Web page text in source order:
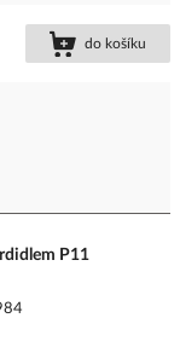
do košíku
P11